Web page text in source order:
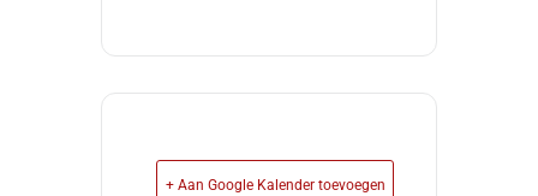
+ Aan Google Kalender toevoegen